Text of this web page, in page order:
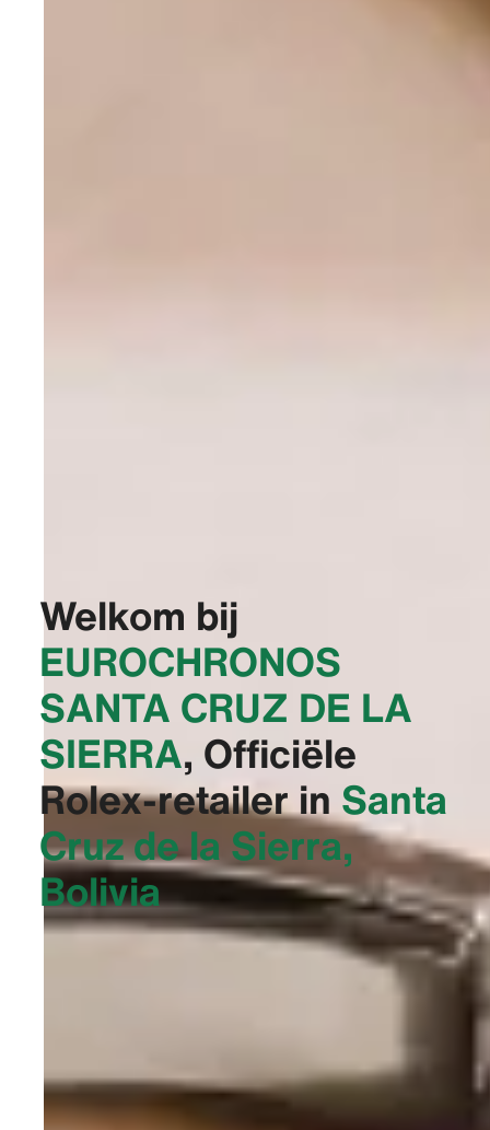
Welkom bij
‭EUROCHRONOS
SANTA CRUZ DE LA
SIERRA‬, Officiële
Rolex-retailer inSanta
Cruz de la Sierra,
Bolivia